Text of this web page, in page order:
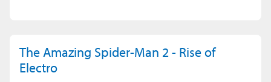
The Amazing Spider-Man 2 - Rise of
Electro